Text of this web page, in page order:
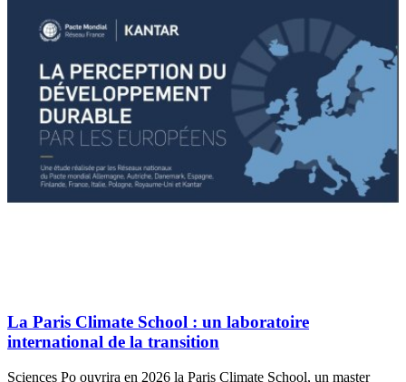
La Paris Climate School : un laboratoire
international de la transition
Sciences Po ouvrira en 2026 la Paris Climate School, un master